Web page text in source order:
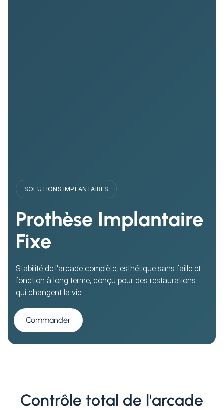
SOLUTIONS IMPLANTAIRES
Prothèse Implantaire
Fixe
Stabilité de l'arcade complète, esthétique sans faille et
fonction à long terme, conçu pour des restaurations
qui changent la vie.
Commander
Contrôle total de l'arcade